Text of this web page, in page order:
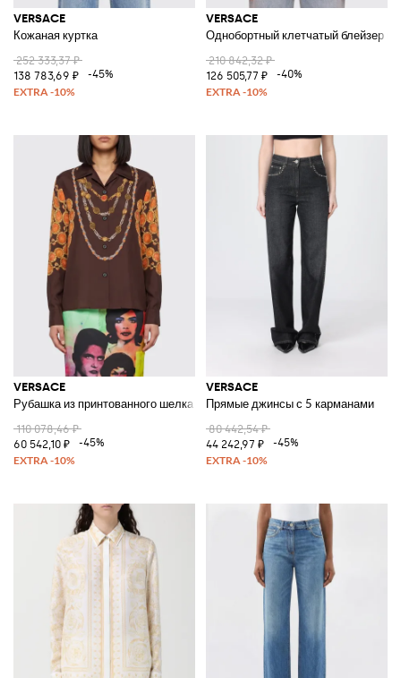
VERSACE
Кожаная куртка
252 333,37 ₽
138 783,69 ₽
-45%
VERSACE
Однобортный клетчатый блейзер
210 842,32 ₽
126 505,77 ₽
-40%
VERSACE
Рубашка из принтованного шелка
110 078,46 ₽
60 542,10 ₽
-45%
VERSACE
Прямые джинсы с 5 карманами
80 442,54 ₽
44 242,97 ₽
-45%